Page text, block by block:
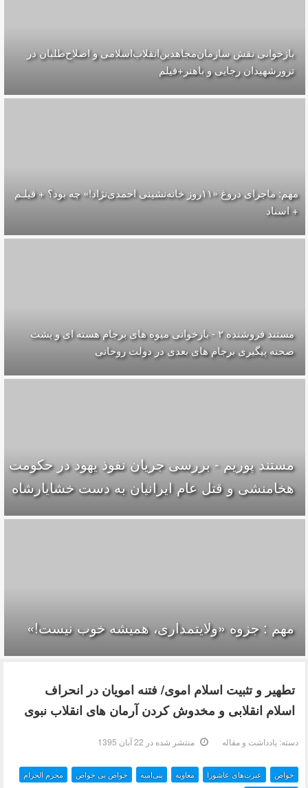
بازخوانی نقش سازمان‌مجاهدین‌انقلاب‌اسلامی و اصلاح‌طلبان در
ترورشهیدان رجایی و باهنر+فیلم
مهم: ماجرای دروغ «۱۱روز خانه‌نشینی احمدی‌نژاد!» چه بود؟ + فیلـم
+ اسناد
مستند فروشنده ۲ - بازخوانی میوه های برجام هسته ای و پشت
صحنه پیگیری برجام های بعدی در دولت روحانی
مستند پوریم - بررسی جریان نفوذ یهود در حکومت
هخامنشی و قتل عام ایرانیان به دست خشایارشاه
مهم : جزوه «ولایتمداری، همیشه خوب نیست!»
تطهیر و تثبیت اسلام اموی/ فتنه امویان در انحراف
اسلام انقلابی و مخدوش کردن آرمان های انقلاب نبوی
دسته:یادداشت و مقاله منتشر شده در 22 آبان 1395
خواص عبرت‌های عاشورا معاویه بنی‌امیه خواص بی خواص
محرم الحرام